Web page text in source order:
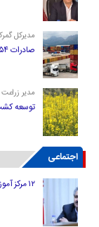
مدیرکل
صادرات ۵۴ هزار تن کالا از لرستان به خارج از کشور
مدیر
توسعه
اجتماعی
۱۲ مرکز آموزش فنی و حرفه‌ای لرستان تجهیز و ساماندهی شد